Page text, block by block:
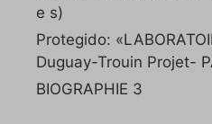
e s)
Protegido:
Duguay-Trouin Projet-
BIOGRAPHIE 3